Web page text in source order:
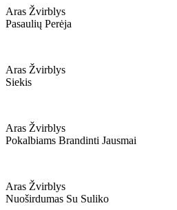
Aras Žvirblys
Pasaulių Perėja
Aras Žvirblys
Siekis
Aras Žvirblys
Pokalbiams Brandinti Jausmai
Aras Žvirblys
Nuoširdumas Su Suliko